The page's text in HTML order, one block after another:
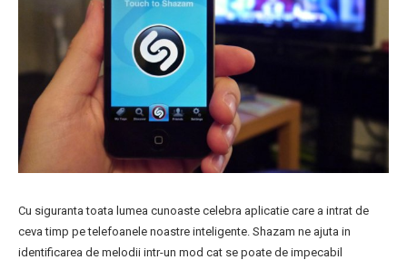
Cu siguranta toata lumea cunoaste celebra aplicatie care a intrat de
ceva timp pe telefoanele noastre inteligente. Shazam ne ajuta in
identificarea de melodii intr-un mod cat se poate de impecabil